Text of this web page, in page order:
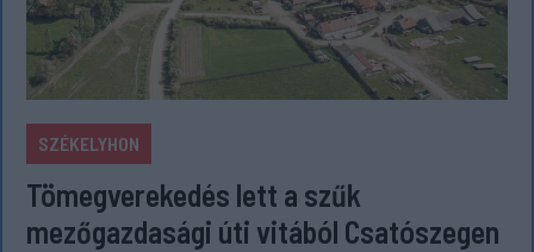
SZÉKELYHON
Tömegverekedés lett a szűk
mezőgazdasági úti vitából Csatószegen